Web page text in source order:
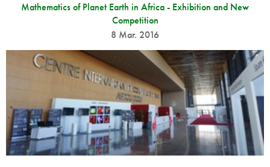
Mathematics of Planet Earth in Africa - Exhibition and New
Competition
8 Mar. 2016